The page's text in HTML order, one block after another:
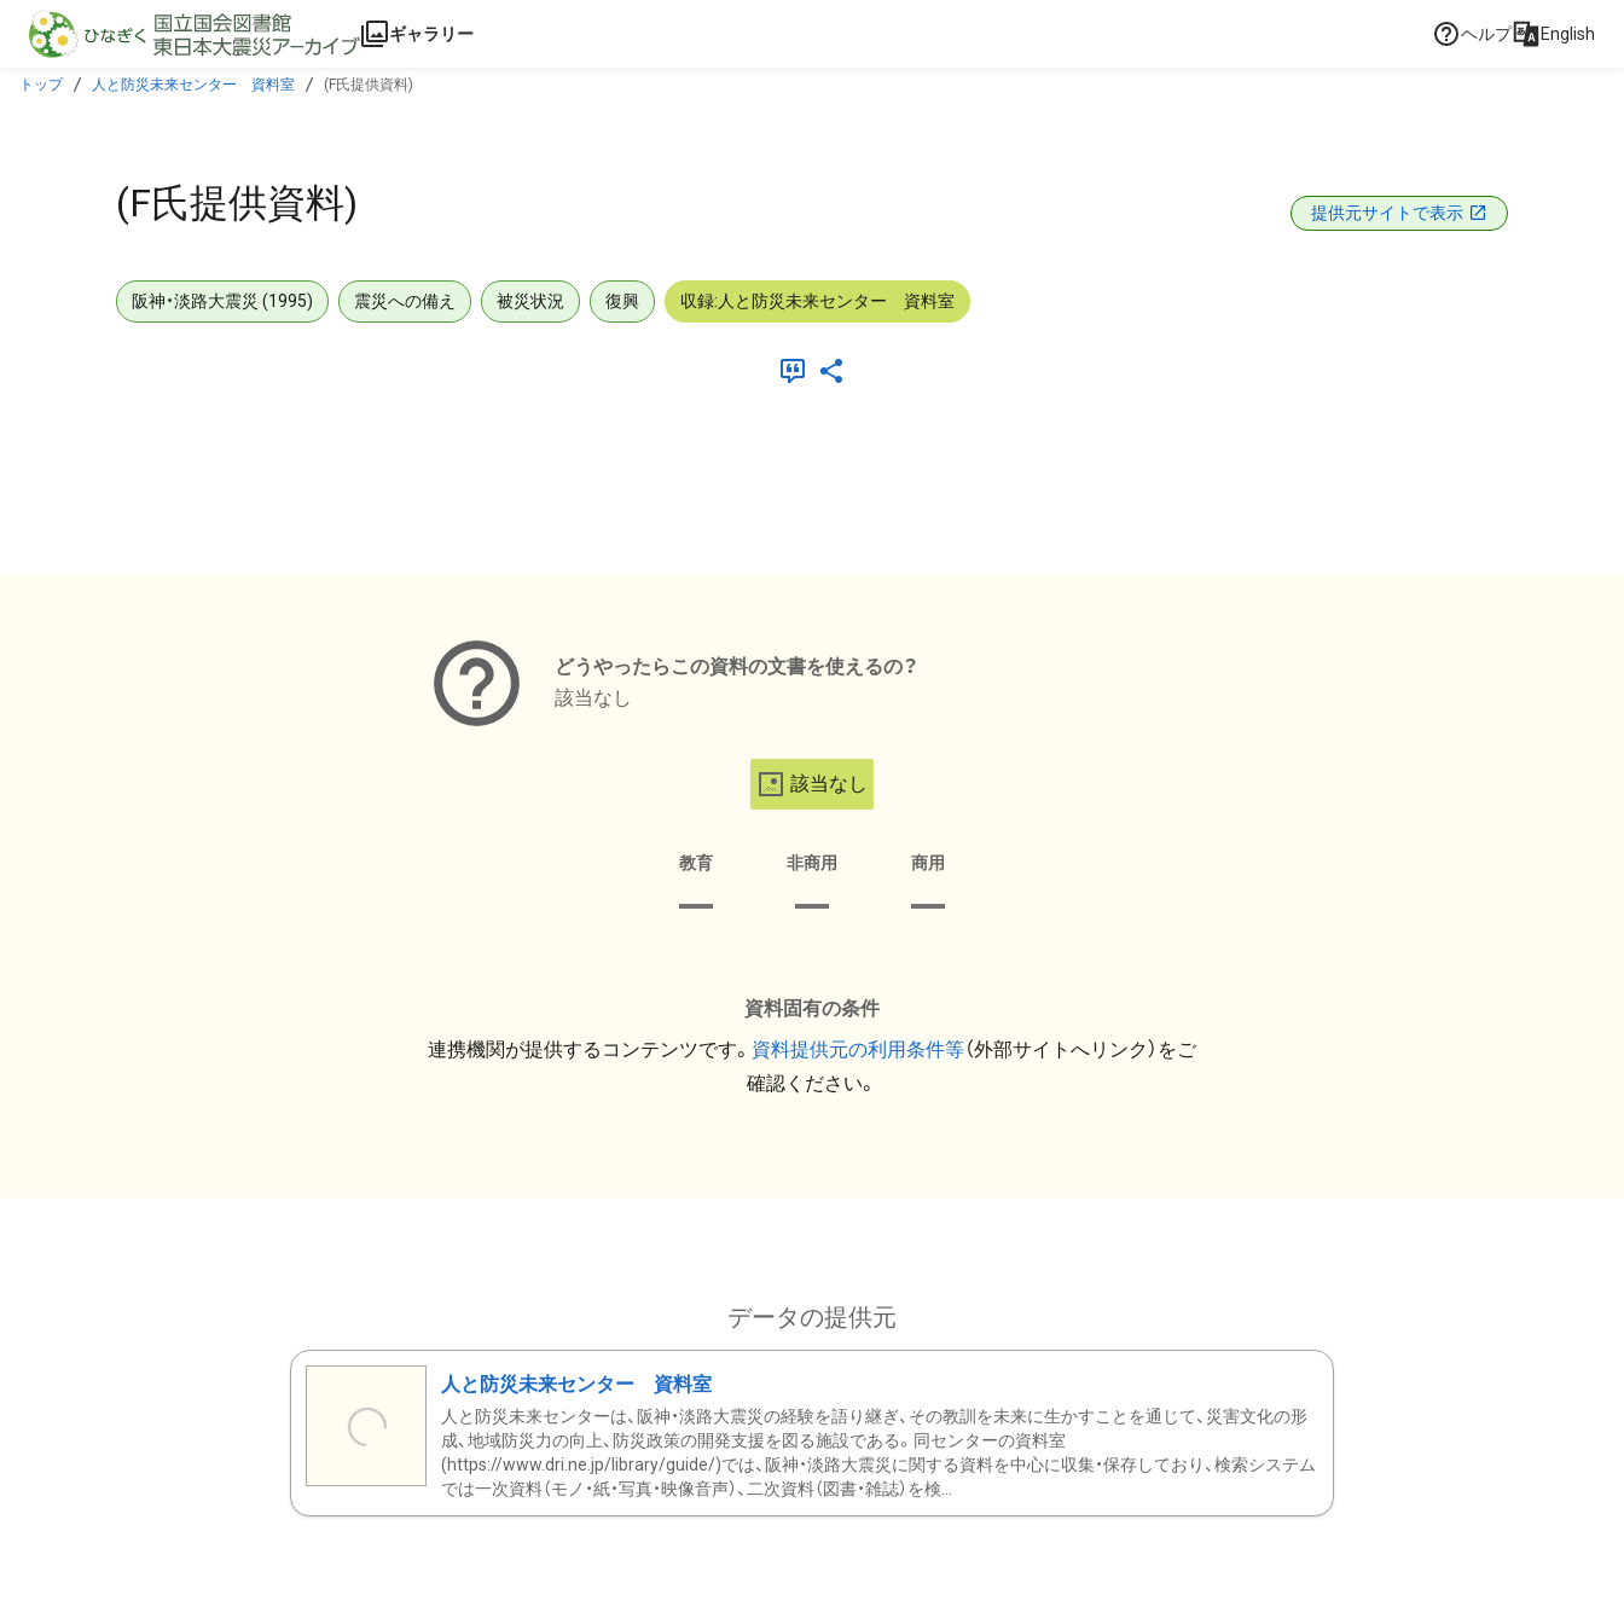
本文に飛ぶ
ギャラリー ヘルプ English
トップ 人と防災未来センター 資料室 (F氏提供資料)
(F氏提供資料) 提供元サイトで表示
阪神・淡路大震災 (1995) 震災への備え 被災状況 復興 収録:人と防災未来センター 資料室
どうやったらこの資料の文書を使えるの？
該当なし
該当なし
教育 非商用 商用
資料固有の条件
連携機関が提供するコンテンツです。 資料提供元の利用条件等（外部サイトへリンク）をご
確認ください。
データの提供元
人と防災未来センター 資料室
人と防災未来センターは、阪神・淡路大震災の経験を語り継ぎ、その教訓を未来に生かすことを通じて、災害文化の形
成、地域防災力の向上、防災政策の開発支援を図る施設である。同センターの資料室
(https://www.dri.ne.jp/library/guide/)では、阪神・淡路大震災に関する資料を中心に収集・保存しており、検索システム
では一次資料（モノ・紙・写真・映像音声）、二次資料（図書・雑誌）を検...